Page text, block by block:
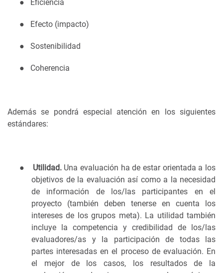
● Eficiencia
● Efecto (impacto)
● Sostenibilidad
● Coherencia
Además se pondrá especial atención en los siguientes
estándares:
● Utilidad. Una evaluación ha de estar orientada a los
objetivos de la evaluación así como a la necesidad
de información de los/las participantes en el
proyecto (también deben tenerse en cuenta los
intereses de los grupos meta). La utilidad también
incluye la competencia y credibilidad de los/las
evaluadores/as y la participación de todas las
partes interesadas en el proceso de evaluación. En
el mejor de los casos, los resultados de la